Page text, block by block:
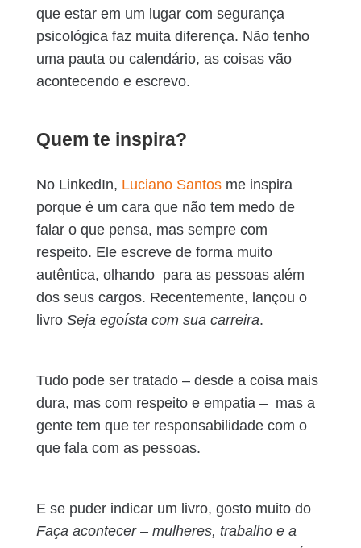
que estar em um lugar com segurança
psicológica faz muita diferença. Não tenho
uma pauta ou calendário, as coisas vão
acontecendo e escrevo.
Quem te inspira?
No LinkedIn, Luciano Santosme inspira
porque é um cara que não tem medo de
falar o que pensa, mas sempre com
respeito. Ele escreve de forma muito
autêntica, olhando para as pessoas além
dos seus cargos. Recentemente, lançou o
livro Seja egoísta com sua carreira.
Tudo pode ser tratado – desde a coisa mais
dura, mas com respeito e empatia – mas a
gente tem que ter responsabilidade com o
que fala com as pessoas.
E se puder indicar um livro, gosto muito do
Faça acontecer – mulheres, trabalho e a